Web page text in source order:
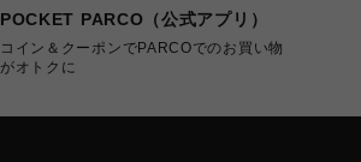
POCKET PARCO（公式アプリ）
コイン＆クーポンでPARCOでのお買い物
がオトクに